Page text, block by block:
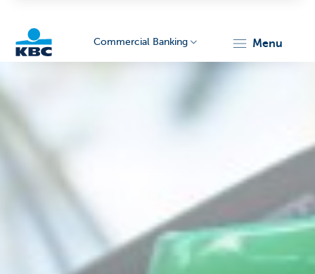
Commercial Banking menu